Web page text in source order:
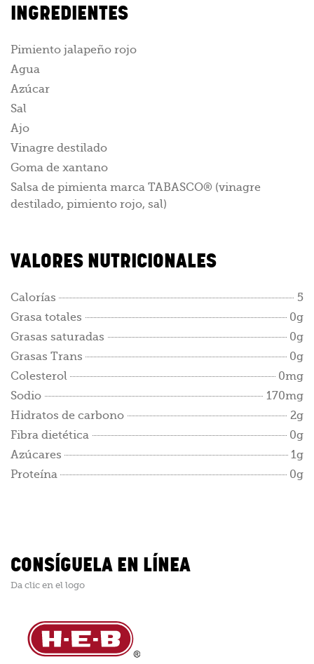
INGREDIENTES
Pimiento jalapeño rojo
Agua
Azúcar
Sal
Ajo
Vinagre destilado
Goma de xantano
Salsa de pimienta marca TABASCO® (vinagre
destilado, pimiento rojo, sal)
VALORES NUTRICIONALES
Calorías
5
Grasa totales
0g
Grasas saturadas
0g
Grasas Trans
0g
Colesterol
0mg
Sodio
170mg
Hidratos de carbono
2g
Fibra dietética
0g
Azúcares
1g
Proteína
0g
CONSÍGUELA EN LÍNEA
Da clic en el logo